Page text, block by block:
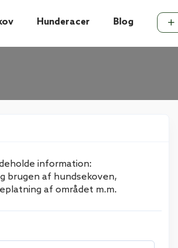
Hunderacer Blog
information:
brugen af hundsekoven,
af området m.m.